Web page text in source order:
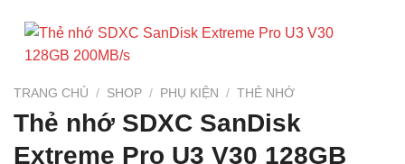
TRANG CHỦ / SHOP / PHỤ KIỆN / THẺ NHỚ
Thẻ nhớ SDXC SanDisk
Extreme Pro U3 V30 128GB